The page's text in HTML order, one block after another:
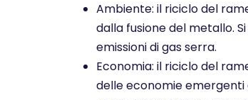
Ambiente: il riciclo del
dalla fusione del metallo.
emissioni di gas serra.
Economia: il riciclo del
delle economie